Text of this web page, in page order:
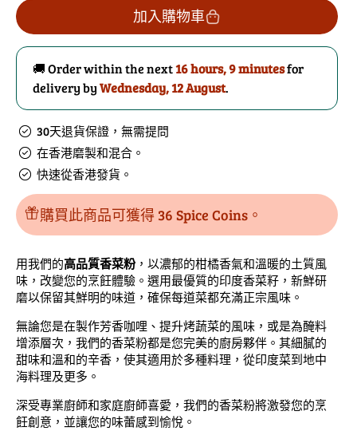
芫
荽
粉
的
數
量
芫
荽
粉
數
量
加入購物車
🚚 Order within the next16 hours, 9 minutesfor
delivery byWednesday, 12 August.
30天退貨保證，無需提問
在香港磨製和混合。
快速從香港發貨。
購買此商品可獲得 36 Spice Coins。
用我們的高品質香菜粉，以濃郁的柑橘香氣和溫暖的土質風
味，改變您的烹飪體驗。選用最優質的印度香菜籽，新鮮研
磨以保留其鮮明的味道，確保每道菜都充滿正宗風味。
無論您是在製作芳香咖哩、提升烤蔬菜的風味，或是為醃料
增添層次，我們的香菜粉都是您完美的廚房夥伴。其細膩的
甜味和溫和的辛香，使其適用於多種料理，從印度菜到地中
海料理及更多。
深受專業廚師和家庭廚師喜愛，我們的香菜粉將激發您的烹
飪創意，並讓您的味蕾感到愉悅。